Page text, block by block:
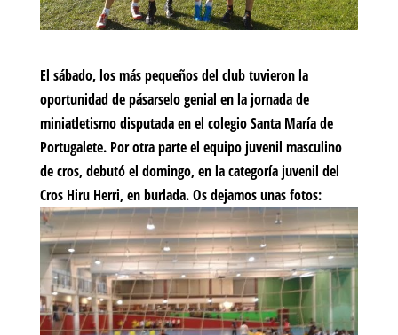
El sábado, los más pequeños del club tuvieron la
oportunidad de pásarselo genial en la jornada de
miniatletismo disputada en el colegio Santa María de
Portugalete. Por otra parte el equipo juvenil masculino
de cros, debutó el domingo, en la categoría juvenil del
Cros Hiru Herri, en burlada. Os dejamos unas fotos: